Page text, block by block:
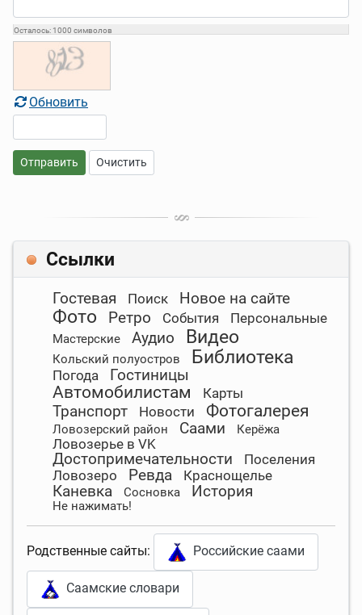
Осталось: 1000 символов
Обновить
Отправить Очистить
Ссылки
Гостевая Поиск Новое на сайте
Фото Ретро События Персональные
Мастерские Аудио Видео
Кольский полуостров Библиотека
Погода Гостиницы
Автомобилистам Карты
Транспорт Новости Фотогалерея
Ловозерский район Саами Керёжа
Ловозерье в VK
Достопримечательности
Поселения
Ловозеро
Ревда Краснощелье
Каневка Сосновка История
Не нажимать!
Родственные сайты: Российские саами
Саамские словари